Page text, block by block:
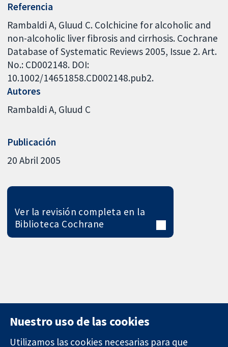
Referencia
Rambaldi A, Gluud C. Colchicine for alcoholic and
non-alcoholic liver fibrosis and cirrhosis. Cochrane
Database of Systematic Reviews 2005, Issue 2. Art.
No.: CD002148. DOI:
10.1002/14651858.CD002148.pub2.
Autores
Rambaldi A Gluud C
Publicación
20 Abril 2005
Ver la revisión completa en la
Biblioteca Cochrane
Nuestro uso de las cookies
Utilizamos las cookies necesarias para que